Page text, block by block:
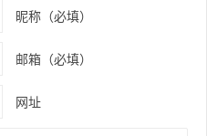
昵称（必填）
邮箱（必填）
网址